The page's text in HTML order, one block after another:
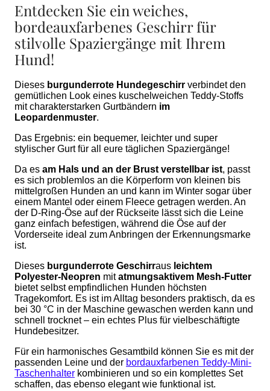
Entdecken Sie ein weiches,
bordeauxfarbenes Geschirr für
stilvolle Spaziergänge mit Ihrem
Hund!
Dieses burgunderrote Hundegeschirr verbindet den
gemütlichen Look eines kuschelweichen Teddy-Stoffs
mit charakterstarken Gurtbändern im
Leopardenmuster.
Das Ergebnis: ein bequemer, leichter und super
stylischer Gurt für all eure täglichen Spaziergänge!
Da es am Hals und an der Brust verstellbar ist, passt
es sich problemlos an die Körperform von kleinen bis
mittelgroßen Hunden an und kann im Winter sogar über
einem Mantel oder einem Fleece getragen werden. An
der D-Ring-Öse auf der Rückseite lässt sich die Leine
ganz einfach befestigen, während die Öse auf der
Vorderseite ideal zum Anbringen der Erkennungsmarke
ist.
Dieses burgunderrote Geschirraus leichtem
Polyester-Neopren mitatmungsaktivem Mesh-Futter
bietet selbst empfindlichen Hunden höchsten
Tragekomfort. Es ist im Alltag besonders praktisch, da es
bei 30 °C in der Maschine gewaschen werden kann und
schnell trocknet – ein echtes Plus für vielbeschäftigte
Hundebesitzer.
Für ein harmonisches Gesamtbild können Sie es mit der
passenden Leine und der bordauxfarbenen Teddy-Mini-
Taschenhalter kombinieren und so ein komplettes Set
schaffen, das ebenso elegant wie funktional ist.